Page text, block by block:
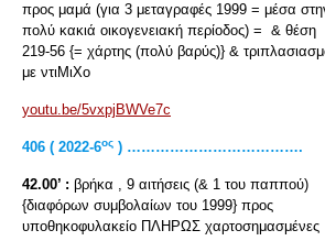
προς μαμά (για 3 μεταγραφές 1999 = μέσα
πολύ κακιά οικογενειακή περίοδος) = & θέση
219-56 {= χάρτης (πολύ βαρύς)} &
με ντιΜιΧο
youtu.be/5vxpjBWVe7c
406 ( 2022-6ος ) ……………………………….
42.00’ : βρήκα , 9 αιτήσεις (& 1 του παππού)
{διαφόρων συμβολαίων του 1999} προς
υποθηκοφυλακείο ΠΛΗΡΩΣ χαρτοσημασμένες